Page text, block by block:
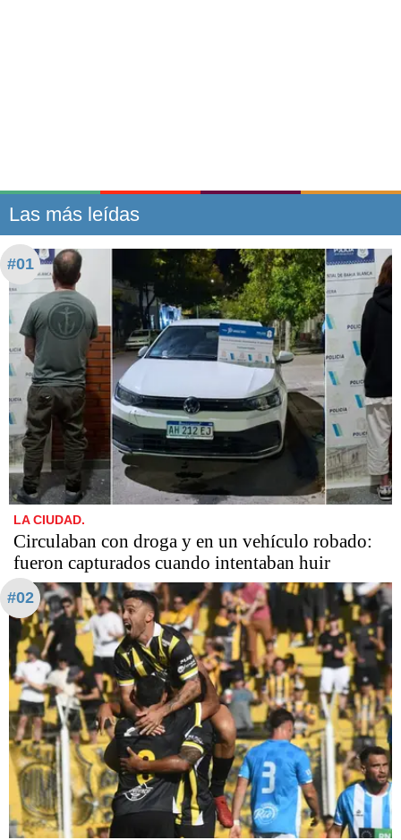
Las más leídas
#01
LA CIUDAD.
Circulaban con droga y en un vehículo robado:
fueron capturados cuando intentaban huir
#02